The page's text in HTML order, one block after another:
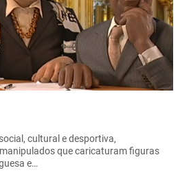
cultural e desportiva,
que caricaturam figuras
e…